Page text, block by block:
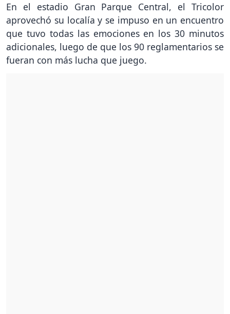
En el estadio Gran Parque Central, el Tricolor
aprovechó su localía y se impuso en un encuentro
que tuvo todas las emociones en los 30 minutos
adicionales, luego de que los 90 reglamentarios se
fueran con más lucha que juego.